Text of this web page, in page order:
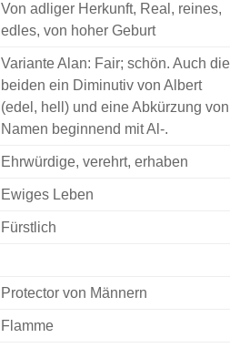
Von adliger Herkunft, Real, reines,
edles, von hoher Geburt
Variante Alan: Fair; schön. Auch die
beiden ein Diminutiv von Albert
(edel, hell) und eine Abkürzung von
Namen beginnend mit Al-.
Ehrwürdige, verehrt, erhaben
Ewiges Leben
Fürstlich
Protector von Männern
Flamme